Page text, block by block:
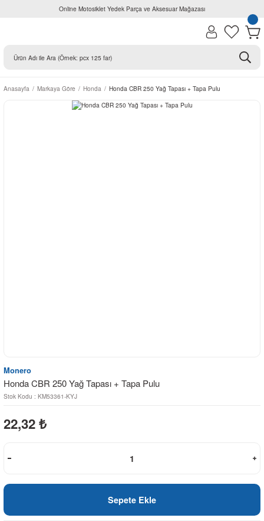
Online Motosiklet Yedek Parça ve Aksesuar Mağazası
Anasayfa Markaya Göre Honda Honda CBR 250 Yağ Tapası + Tapa Pulu
Monero
Honda CBR 250 Yağ Tapası + Tapa Pulu
Stok Kodu : KM53361-KYJ
22,32 ₺
Sepete Ekle